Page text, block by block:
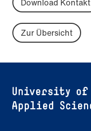
Zur Übersicht